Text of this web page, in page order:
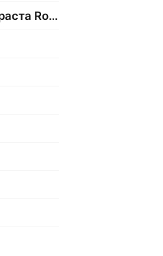
Подтверждение возраста Roblox